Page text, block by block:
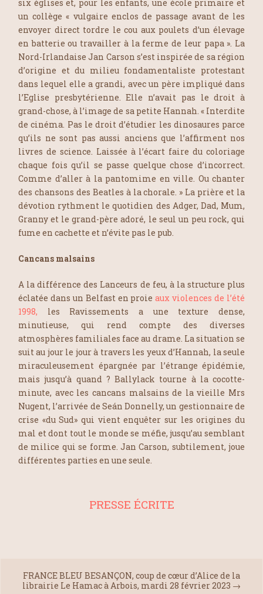
six églises et, pour les enfants, une école primaire et
un collège« vulgaire enclos de passage avant de les
envoyer direct tordre le cou aux poulets d’un élevage
en batterie ou travailler à la ferme de leur papa » . La
Nord-Irlandaise Jan Carson s’est inspirée de sa région
d’origine et du milieu fondamentaliste protestant
dans lequel elle a grandi, avec un père impliqué dans
l’Eglise presbytérienne. Elle n’avait pas le droit à
grand-chose, à l’image de sa petite Hannah. « Interdite
de cinéma. Pas le droit d’étudier les dinosaures parce
qu’ils ne sont pas aussi anciens que l’affirment nos
livres de science. Laissée à l’écart faire du coloriage
chaque fois qu’il se passe quelque chose d’incorrect.
Comme d’aller à la pantomime en ville. Ou chanter
des chansons des Beatles à la chorale. » La prière et la
dévotion rythment le quotidien des Adger, Dad, Mum,
Granny et le grand-père adoré, le seul un peu rock, qui
fume en cachette et n’évite pas le pub.
Cancans malsains
A la différence des Lanceurs de feu, à la structure plus
éclatée dans un Belfast en proieaux violences de l’été
1998,
les Ravissements a une texture dense,
minutieuse, qui rend compte des diverses
atmosphères familiales face au drame. La situation se
suit au jour le jour à travers les yeux d’Hannah, la seule
miraculeusement épargnée par l’étrange épidémie,
mais jusqu’à quand ? Ballylack tourne à la cocotte-
minute, avec les cancans malsains de la vieille Mrs
Nugent, l’arrivée de Seán Donnelly, un gestionnaire de
crise «du Sud» qui vient enquêter sur les origines du
mal et dont tout le monde se méfie, jusqu’au semblant
de milice qui se forme. Jan Carson, subtilement, joue
différentes parties en une seule.
PRESSE ÉCRITE
FRANCE BLEU BESANÇON, coup de cœur d’Alice de la
librairie Le Hamac à Arbois, mardi 28 février 2023 →